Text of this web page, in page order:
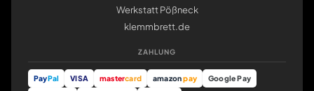
Werkstatt Pößneck
klemmbrett.de
ZAHLUNG
PayPal VISA mastercard amazonpay
Google Pay